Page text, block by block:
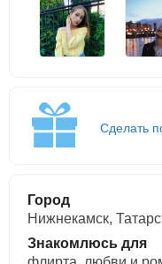
Сделать
Город
Нижнекамск,
Знакомлюсь для